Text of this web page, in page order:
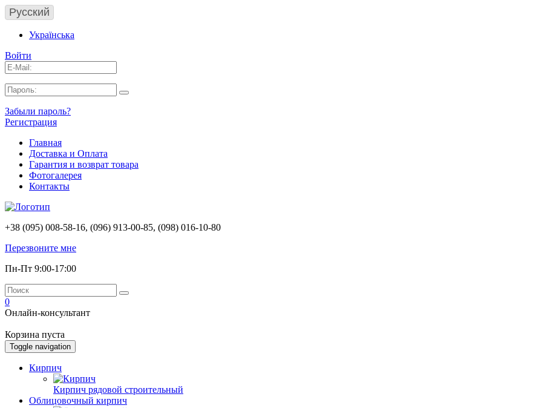
Русский
Українська
Войти
Забыли пароль?
Регистрация
Главная
Доставка и Оплата
Гарантия и возврат товара
Фотогалерея
Контакты
+38 (095) 008-58-16, (096) 913-00-85, (098) 016-10-80
Перезвоните мне
Пн-Пт 9:00-17:00
0
Онлайн-консультант
Корзина пуста
Toggle navigation
Кирпич
Кирпич рядовой строительный
Облицовочный кирпич